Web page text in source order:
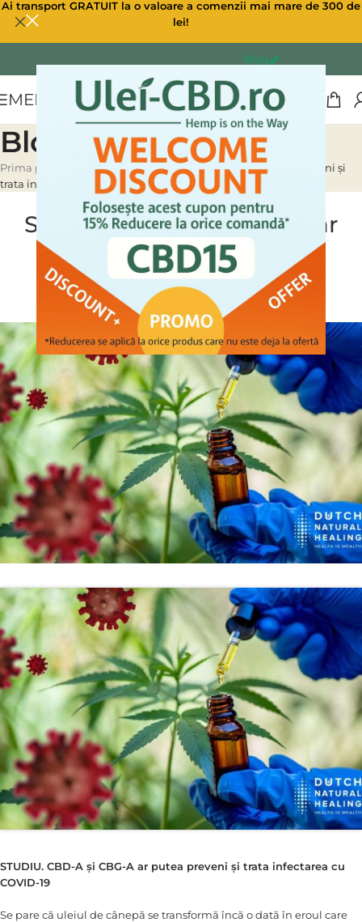
Ai transport GRATUIT la o valoare a comenzii mai mare de 300 de
lei!
Blog
MENU
Blog
Prima pagină Blog» STUDIU. CBD-A și CBG-A ar putea preveni și
trata infectarea cu COVID-19
STUDIU. CBD-A și CBG-A ar
putea preveni și trata
infectarea cu COVID-19
Ulei CBDOn 27/06/2022
STUDIU. CBD-A și CBG-A ar putea preveni și trata infectarea cu
COVID-19
Se pare că uleiul de cânepă se transformă încă o dată în eroul care